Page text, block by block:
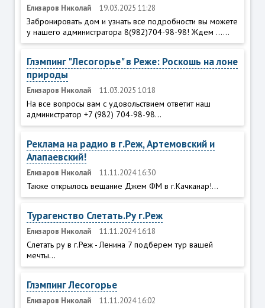
Елизаров Николай 19.03.2025 11:28
Забронировать дом и узнать все подробности вы можете
у нашего администратора 8(982)704-98-98! Ждем ......
Глэмпинг "Лесогорье" в Реже: Роскошь на лоне
природы
Елизаров Николай 11.03.2025 10:18
На все вопросы вам с удовольствием ответит наш
администратор +7 (982) 704-98-98...
Реклама на радио в г.Реж, Артемовский и
Алапаевский!
Елизаров Николай 11.11.2024 16:30
Также открылось вещание Джем ФМ в г.Качканар!...
Турагенство Слетать.Ру г.Реж
Елизаров Николай 11.11.2024 16:18
Слетать ру в г.Реж - Ленина 7 подберем тур вашей
мечты...
Глэмпинг Лесогорье
Елизаров Николай 11.11.2024 16:02